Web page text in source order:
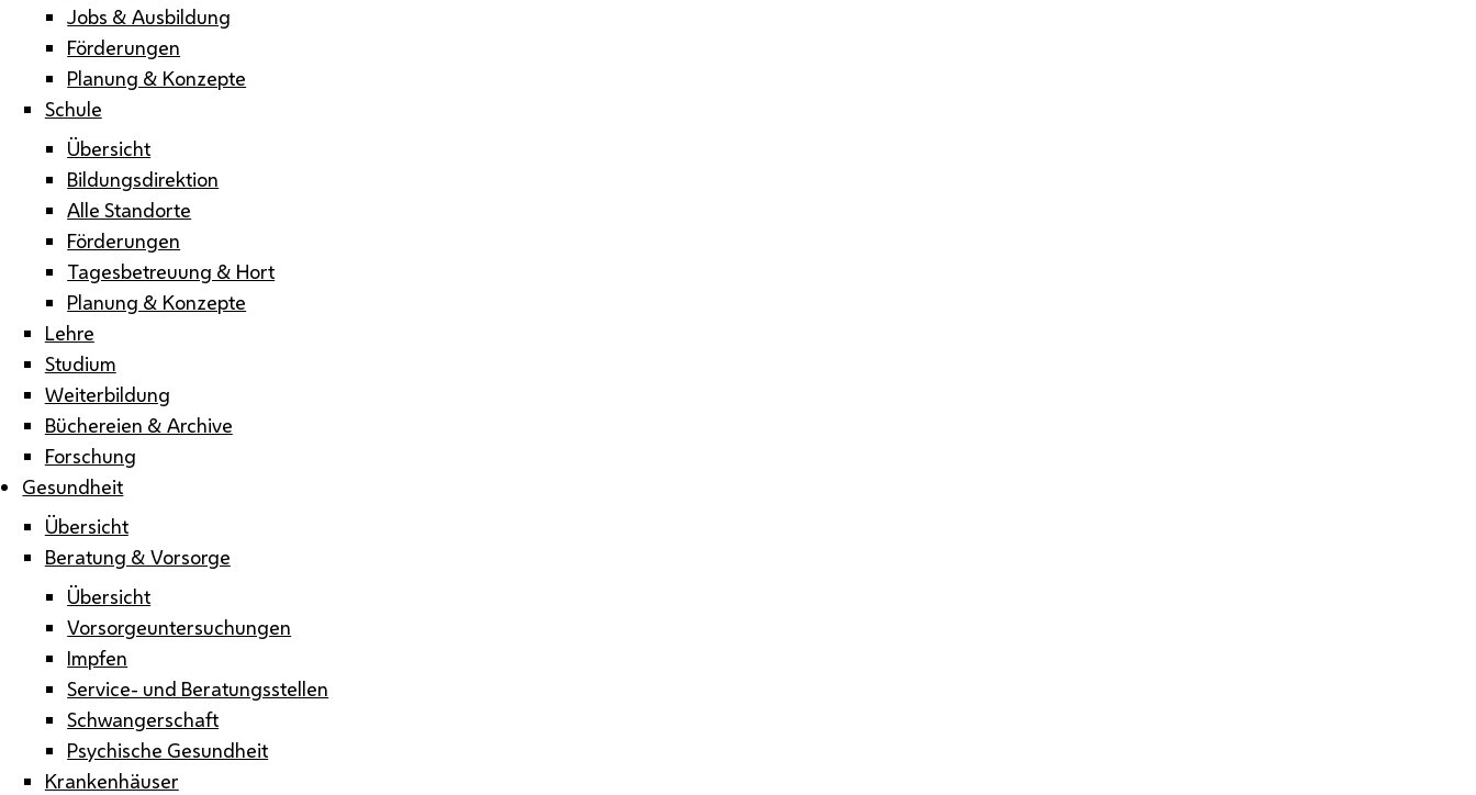
Jobs & Ausbildung
Förderungen
Planung & Konzepte
Schule
Übersicht
Bildungsdirektion
Alle Standorte
Förderungen
Tagesbetreuung & Hort
Planung & Konzepte
Lehre
Studium
Weiterbildung
Büchereien & Archive
Forschung
Gesundheit
Übersicht
Beratung & Vorsorge
Übersicht
Vorsorgeuntersuchungen
Impfen
Service- und Beratungsstellen
Schwangerschaft
Psychische Gesundheit
Krankenhäuser